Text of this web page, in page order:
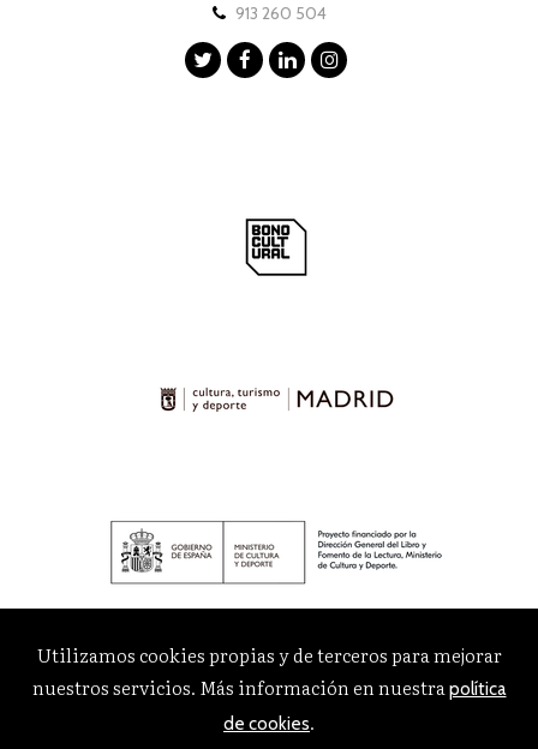
913 260 504
Utilizamos cookies propias y de terceros para mejorar
nuestros servicios. Más información en nuestrapolítica
de cookies.